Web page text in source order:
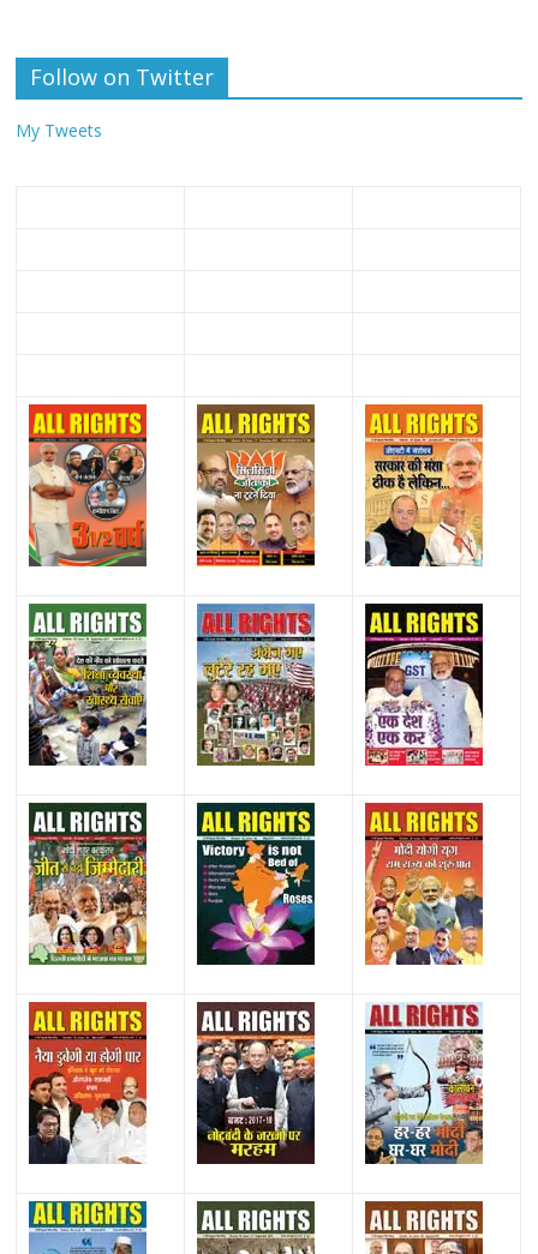
Follow on Twitter
My Tweets